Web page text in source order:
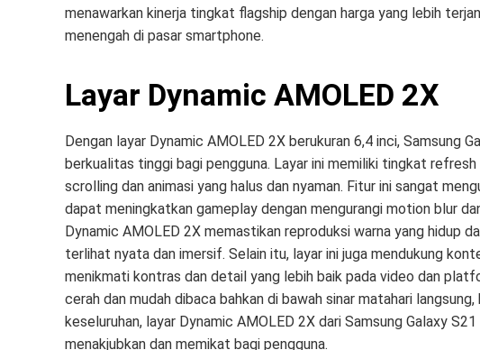
menawarkan kinerja tingkat flagship dengan harga yang lebih
menengah di pasar smartphone.
Layar Dynamic AMOLED 2X
Dengan layar Dynamic AMOLED 2X berukuran 6,4 inci, Samsung
berkualitas tinggi bagi pengguna. Layar ini memiliki tingkat
scrolling dan animasi yang halus dan nyaman. Fitur ini sangat
dapat meningkatkan gameplay dengan mengurangi motion blur
Dynamic AMOLED 2X memastikan reproduksi warna yang hidup
terlihat nyata dan imersif. Selain itu, layar ini juga mendukung
menikmati kontras dan detail yang lebih baik pada video dan
cerah dan mudah dibaca bahkan di bawah sinar matahari
keseluruhan, layar Dynamic AMOLED 2X dari Samsung Galaxy
menakjubkan dan memikat bagi pengguna.